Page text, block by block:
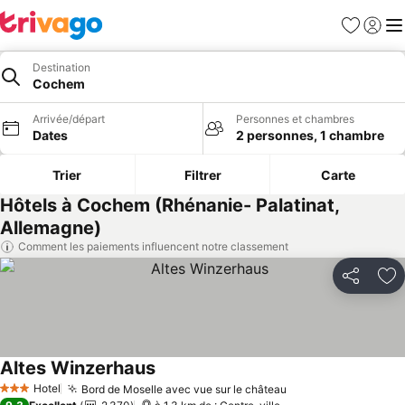
Favoris
Se
Destination
Cochem
Arrivée/départ
Dates
Personnes et chambres
2 personnes, 1 chambre
Trier Filtrer Carte
Hôtels à Cochem (Rhénanie- Palatinat,
Allemagne)
Comment les paiements influencent notre classement
Partager
3 ÉtoilesHotel Bord de Moselle avec vue sur le château
Altes Winzerhaus